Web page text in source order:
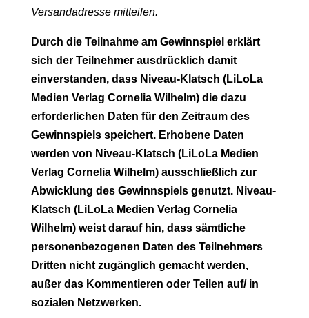
Versandadresse mitteilen.
Durch die Teilnahme am Gewinnspiel erklärt
sich der Teilnehmer ausdrücklich damit
einverstanden, dass Niveau-Klatsch (LiLoLa
Medien Verlag Cornelia Wilhelm) die dazu
erforderlichen Daten für den Zeitraum des
Gewinnspiels speichert. Erhobene Daten
werden von Niveau-Klatsch (LiLoLa Medien
Verlag Cornelia Wilhelm) ausschließlich zur
Abwicklung des Gewinnspiels genutzt. Niveau-
Klatsch (LiLoLa Medien Verlag Cornelia
Wilhelm) weist darauf hin, dass sämtliche
personenbezogenen Daten des Teilnehmers
Dritten nicht zugänglich gemacht werden,
außer das Kommentieren oder Teilen auf/ in
sozialen Netzwerken.